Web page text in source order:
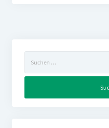
nach: